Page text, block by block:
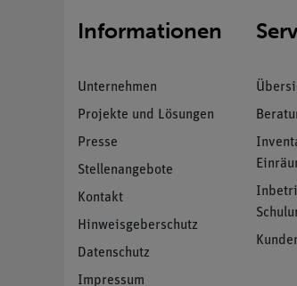
Informationen
Unternehmen
Projekte und Lösungen
Presse
Stellenangebote
Kontakt
Hinweisgeberschutz
Datenschutz
Impressum